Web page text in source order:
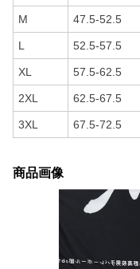
M 47.5-52.5
L 52.5-57.5
XL 57.5-62.5
2XL 62.5-67.5
3XL 67.5-72.5
商品画像